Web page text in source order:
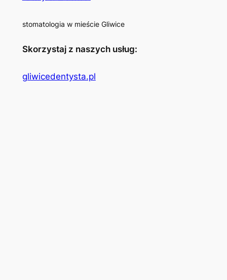
stomatologia w mieście Gliwice
Skorzystaj z naszych usług:
gliwicedentysta.pl